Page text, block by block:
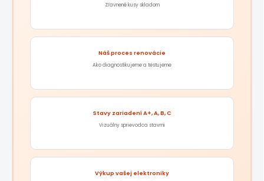
Zľavnené kusy skladom
Náš proces renovácie
Ako diagnostikujeme a testujeme
Stavy zariadení A+, A, B, C
Vizuálny sprievodca stavmi
Výkup vašej elektroniky